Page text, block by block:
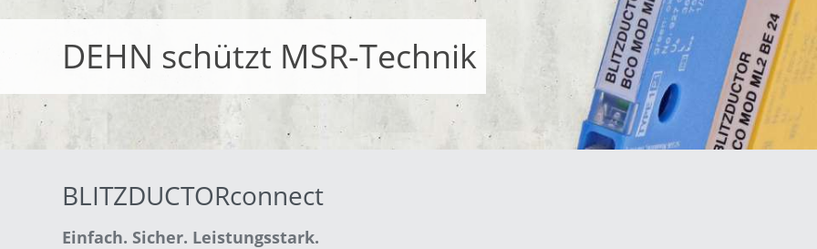
DEHN schützt MSR-Technik
BLITZDUCTORconnect
Einfach. Sicher. Leistungsstark.